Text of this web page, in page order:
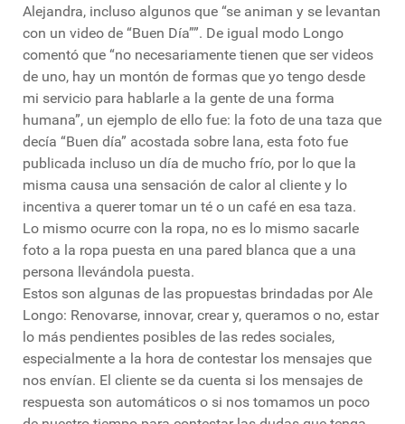
Alejandra, incluso algunos que “se animan y se levantan
con un video de “Buen Día””. De igual modo Longo
comentó que “no necesariamente tienen que ser videos
de uno, hay un montón de formas que yo tengo desde
mi servicio para hablarle a la gente de una forma
humana”, un ejemplo de ello fue: la foto de una taza que
decía “Buen día” acostada sobre lana, esta foto fue
publicada incluso un día de mucho frío, por lo que la
misma causa una sensación de calor al cliente y lo
incentiva a querer tomar un té o un café en esa taza.
Lo mismo ocurre con la ropa, no es lo mismo sacarle
foto a la ropa puesta en una pared blanca que a una
persona llevándola puesta.
Estos son algunas de las propuestas brindadas por Ale
Longo: Renovarse, innovar, crear y, queramos o no, estar
lo más pendientes posibles de las redes sociales,
especialmente a la hora de contestar los mensajes que
nos envían. El cliente se da cuenta si los mensajes de
respuesta son automáticos o si nos tomamos un poco